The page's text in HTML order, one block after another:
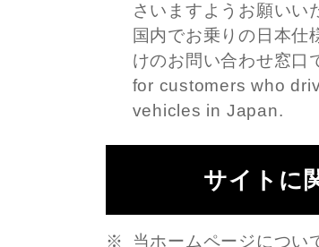
さいますようお願い
国内でお乗りの日本仕
けのお問い合わせ窓
for customers who
vehicles in Japan.
サイトに
当ホームページについ